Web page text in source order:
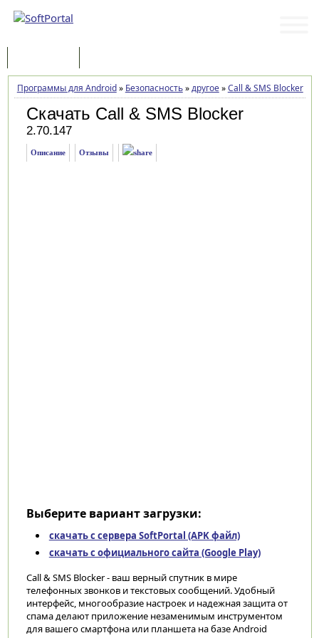
Программы для Android» Безопасность»другое»Call & SMS Blocker
Скачать Call & SMS Blocker
2.70.147
Описание Отзывы
Выберите вариант загрузки:
скачать с сервера SoftPortal (APK файл)
скачать с официального сайта (Google Play)
Call & SMS Blocker - ваш верный спутник в мире
телефонных звонков и текстовых сообщений. Удобный
интерфейс, многообразие настроек и надежная защита от
спама делают приложение незаменимым инструментом
для вашего смартфона или планшета на базе Android